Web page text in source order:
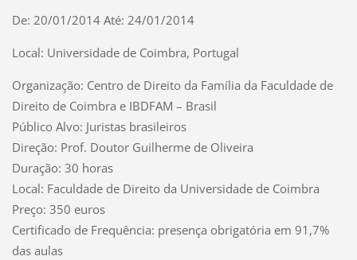
De: 20/01/2014 Até: 24/01/2014
Local: Universidade de Coimbra, Portugal
Organização: Centro de Direito da Família da Faculdade de
Direito de Coimbra e IBDFAM – Brasil
Público Alvo: Juristas brasileiros
Direção: Prof. Doutor Guilherme de Oliveira
Duração: 30 horas
Local: Faculdade de Direito da Universidade de Coimbra
Preço: 350 euros
Certificado de Frequência: presença obrigatória em 91,7%
das aulas